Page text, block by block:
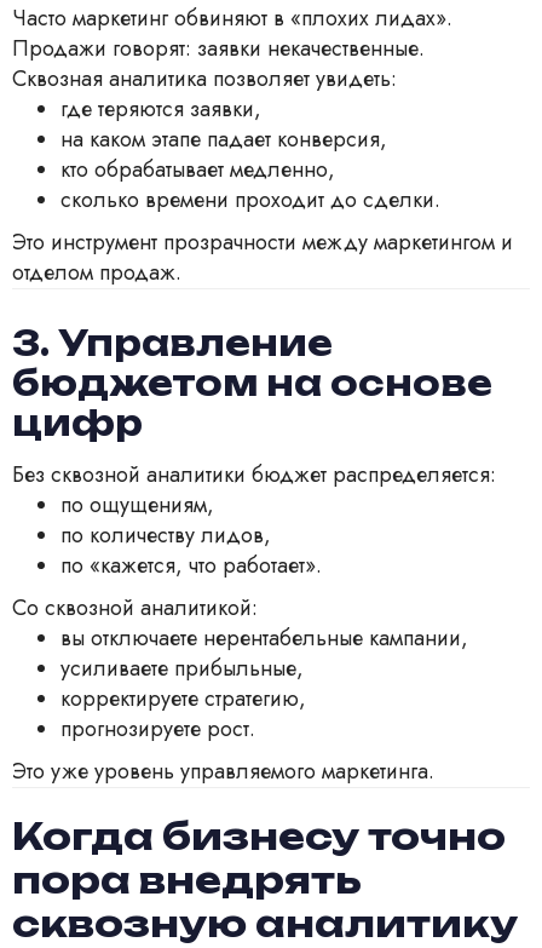
Часто маркетинг обвиняют в «плохих лидах».
Продажи говорят: заявки некачественные.
Сквозная аналитика позволяет увидеть:
где теряются заявки,
на каком этапе падает конверсия,
кто обрабатывает медленно,
сколько времени проходит до сделки.
Это инструмент прозрачности между маркетингом и
отделом продаж.
3. Управление
бюджетом на основе
цифр
Без сквозной аналитики бюджет распределяется:
по ощущениям,
по количеству лидов,
по «кажется, что работает».
Со сквозной аналитикой:
вы отключаете нерентабельные кампании,
усиливаете прибыльные,
корректируете стратегию,
прогнозируете рост.
Это уже уровень управляемого маркетинга.
Когда бизнесу точно
пора внедрять
сквозную аналитику